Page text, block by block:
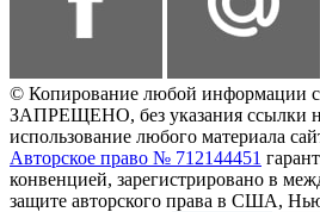
© Копирование любой информации
ЗАПРЕЩЕНО, без указания ссылки
использование любого материала
Авторское право № 712144451
конвенцией, зарегистрировано в
защите авторского права в США,